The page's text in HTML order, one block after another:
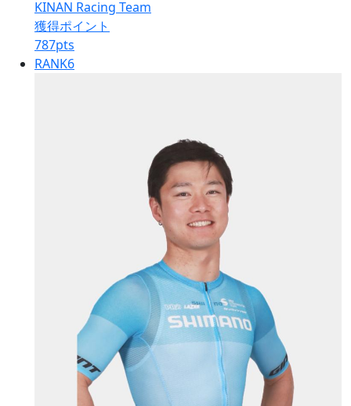
KINAN Racing Team
獲得ポイント
787pts
RANK6